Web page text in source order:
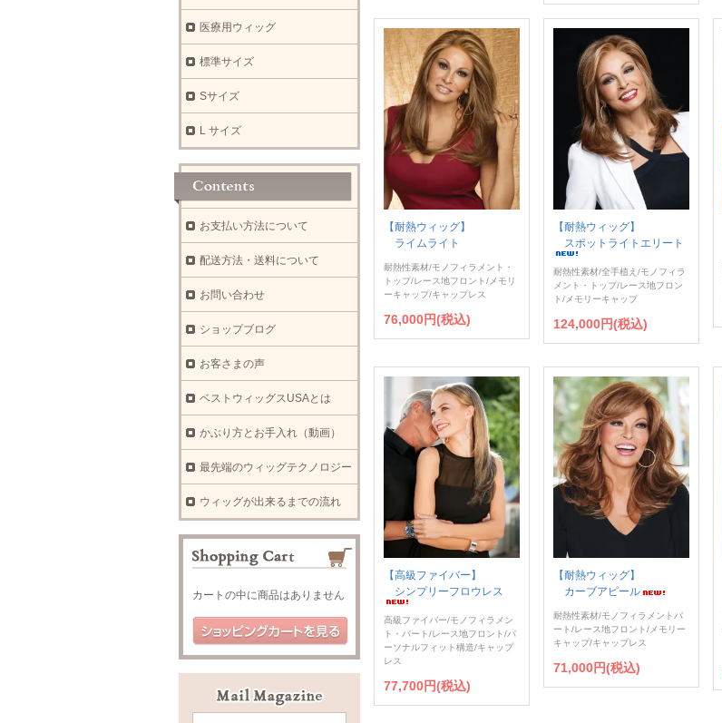
【耐熱ウィッグ】
ライムライト
耐熱性素材/モノフィラメント・
トップ/レース地フロント/メモリ
ーキャップ/キャップレス
76,000円(税込)
【耐熱ウィッグ】
スポットライトエリート
耐熱性素材/全手植え/モノフィラ
メント・トップ/レース地フロン
ト/メモリーキャップ
124,000円(税込)
【高級ファイバー】
シンプリーフロウレス
高級ファイバー/モノフィラメン
ト・パート/レース地フロント/パ
ーソナルフィット構造/キャップ
レス
77,700円(税込)
【耐熱ウィッグ】
カーブアピール
耐熱性素材/モノフィラメントパ
ート/レース地フロント/メモリー
キャップ/キャップレス
71,000円(税込)
医療用ウィッグ
標準サイズ
Sサイズ
L サイズ
お支払い方法について
配送方法・送料について
お問い合わせ
ショップブログ
お客さまの声
ベストウィッグスUSAとは
かぶり方とお手入れ（動画）
最先端のウィッグテクノロジー
ウィッグが出来るまでの流れ
カートの中に商品はありません